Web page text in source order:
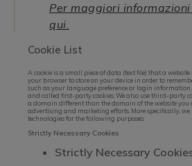
Per maggiori
qui.
Cookie List
A cookie is a small piece of data (text file) that a
your browser to store on your device in order to
such as your language preference or login information.
and called first-party cookies. We also use third-party
a domain different than the domain of the website you
advertising and marketing efforts. More specifically, we
technologies for the following purposes:
Strictly Necessary Cookies
Strictly Necessary